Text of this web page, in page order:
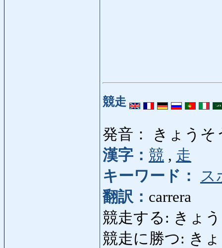
競走
発音： きょうそ
漢字： 競 , 走
キーワード：
ス
翻訳： carrera
競走する: きょ
競走に勝つ: きょ